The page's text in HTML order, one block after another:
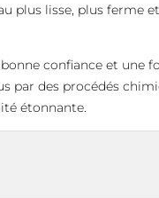
plus lisse, plus ferme
confiance et
par des procédés
étonnante.